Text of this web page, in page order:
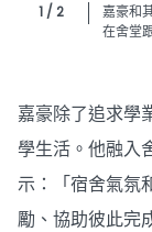
1 / 2
嘉豪和
在舍堂
嘉豪除了追求學
學生活。他融入
示：「宿舍氣氛
勵、協助彼此完